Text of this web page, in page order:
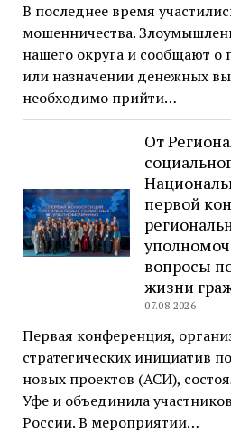
В последнее время
мошенничества.
нашего округа и сообщают о
или назначении денежных
необходимо прийти…
От
первой
вопросы
жизни
07.08.2026
Первая конференция,
стратегических инициатив
новых проектов (АСИ),
Уфе и объединила
России. В мероприятии…